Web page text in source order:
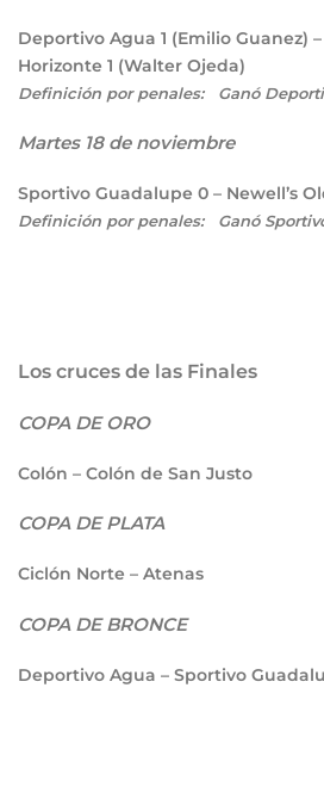
Deportivo Agua 1 (Emilio Guanez)
Horizonte 1 (Walter Ojeda)
Definición por penales: Ganó
Martes 18 de noviembre
Sportivo Guadalupe 0 – Newell’s
Definición por penales: Ganó
Los cruces de las Finales
COPA DE ORO
Colón – Colón de San Justo
COPA DE PLATA
Ciclón Norte – Atenas
COPA DE BRONCE
Deportivo Agua – Sportivo